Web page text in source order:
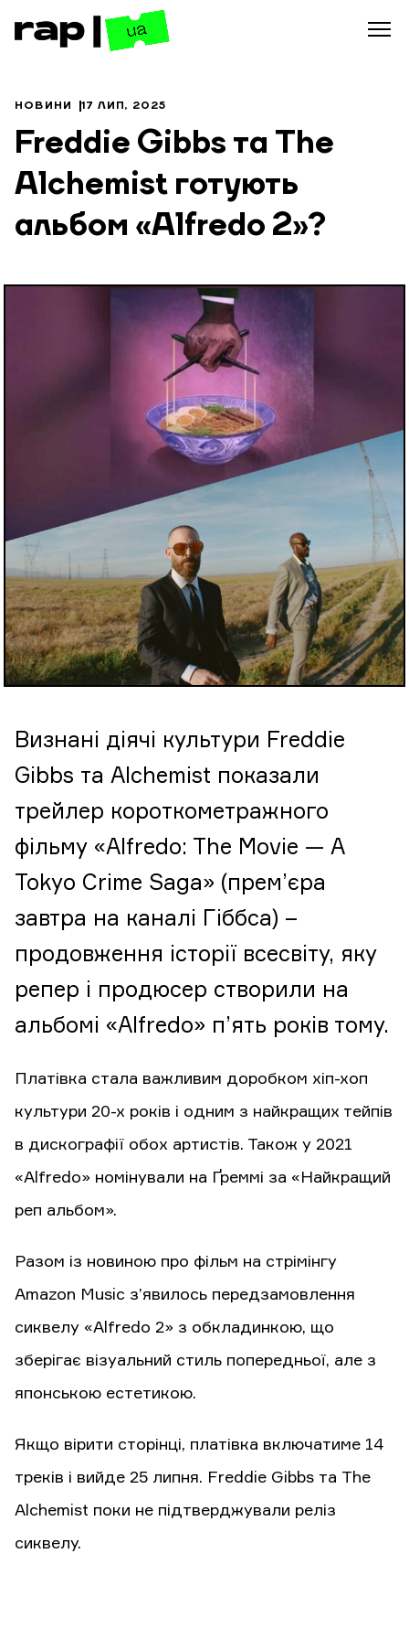
НОВИНИ 17 ЛИП, 2025
Freddie Gibbs та The
Alchemist готують
альбом «Alfredo 2»?
Визнані діячі культури Freddie
Gibbs та Alchemist показали
трейлер короткометражного
фільму «Alfredo: The Movie — A
Tokyo Crime Saga» (прем’єра
завтра на каналі Гіббса) –
продовження історії всесвіту, яку
репер і продюсер створили на
альбомі «Alfredo» п’ять років тому.
Платівка стала важливим доробком хіп-хоп
культури 20-х років і одним з найкращих тейпів
в дискографії обох артистів. Також у 2021
«Alfredo» номінували на Ґреммі за «Найкращий
реп альбом».
Разом із новиною про фільм на стрімінгу
Amazon Music з’явилось передзамовлення
сиквелу «Alfredo 2» з обкладинкою, що
зберігає візуальний стиль попередньої, але з
японською естетикою.
Якщо вірити сторінці, платівка включатиме 14
треків і вийде 25 липня. Freddie Gibbs та The
Alchemist поки не підтверджували реліз
сиквелу.